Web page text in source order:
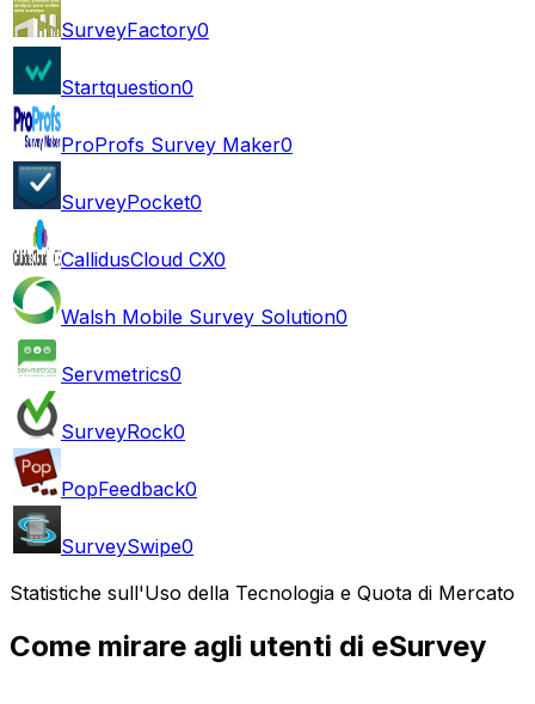
SurveyFactory0
Startquestion0
ProProfs Survey Maker0
SurveyPocket0
CallidusCloud CX0
Walsh Mobile Survey Solution0
Servmetrics0
SurveyRock0
PopFeedback0
SurveySwipe0
Statistiche sull'Uso della Tecnologia e Quota di Mercato
Come mirare agli utenti di eSurvey